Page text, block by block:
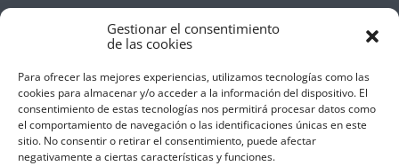
Gestionar el consentimiento
de las cookies
Para ofrecer las mejores experiencias, utilizamos tecnologías como las
cookies para almacenar y/o acceder a la información del dispositivo. El
consentimiento de estas tecnologías nos permitirá procesar datos como
el comportamiento de navegación o las identificaciones únicas en este
sitio. No consentir o retirar el consentimiento, puede afectar
negativamente a ciertas características y funciones.
Aviso Legal
Política de privadidad
Política de cookies